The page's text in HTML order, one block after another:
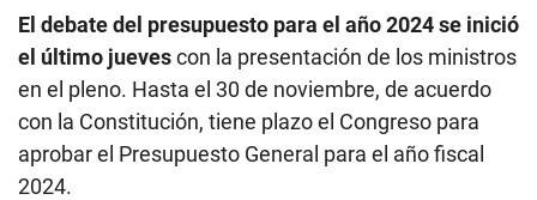
El debate del presupuesto para el año 2024 se inició
el último juevescon la presentación de los ministros
en el pleno. Hasta el 30 de noviembre, de acuerdo
con la Constitución, tiene plazo el Congreso para
aprobar el Presupuesto General para el año fiscal
2024.